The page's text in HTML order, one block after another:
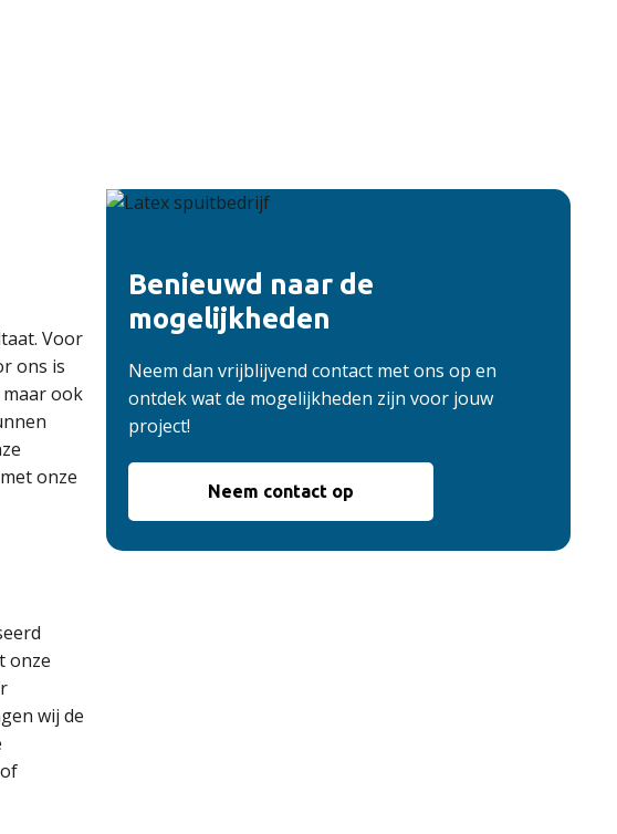
Voor
ons is
ook
onze
onze
wij de
Benieuwd naar de
mogelijkheden
Neem dan vrijblijvend contact met ons op en
ontdek wat de mogelijkheden zijn voor jouw
project!
Neem contact op